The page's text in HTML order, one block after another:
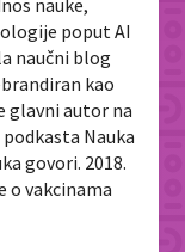
nauke,
poput AI
naučni blog
kao
glavni autor na
Nauka
govori. 2018.
o vakcinama